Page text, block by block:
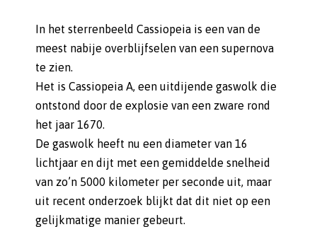
In het sterrenbeeld Cassiopeia is een van de
meest nabije overblijfselen van een supernova
te zien.
Het is Cassiopeia A, een uitdijende gaswolk die
ontstond door de explosie van een zware rond
het jaar 1670.
De gaswolk heeft nu een diameter van 16
lichtjaar en dijt met een gemiddelde snelheid
van zo’n 5000 kilometer per seconde uit, maar
uit recent onderzoek blijkt dat dit niet op een
gelijkmatige manier gebeurt.